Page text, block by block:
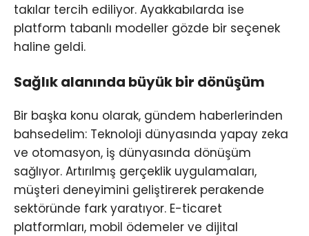
takılar tercih ediliyor. Ayakkabılarda ise
platform tabanlı modeller gözde bir seçenek
haline geldi.
Sağlık alanında büyük bir dönüşüm
Bir başka konu olarak, gündem haberlerinden
bahsedelim: Teknoloji dünyasında yapay zeka
ve otomasyon, iş dünyasında dönüşüm
sağlıyor. Artırılmış gerçeklik uygulamaları,
müşteri deneyimini geliştirerek perakende
sektöründe fark yaratıyor. E-ticaret
platformları, mobil ödemeler ve dijital